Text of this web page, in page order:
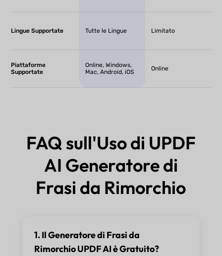
Lingue Supportate Tutte le Lingue Limitato
Piattaforme
Supportate
Online, Windows,
Mac, Android, iOS
Online
FAQ sull'Uso di UPDF
AI Generatore di
Frasi da Rimorchio
1. Il Generatore di Frasi da
Rimorchio UPDF AI è Gratuito?